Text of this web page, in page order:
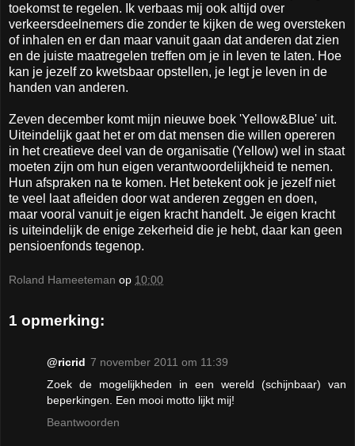
toekomst te regelen. Ik verbaas mij ook altijd over
verkeersdeelnemers die zonder te kijken de weg oversteken
of inhalen en er dan maar vanuit gaan dat anderen dat zien
en de juiste maatregelen treffen om je in leven te laten. Hoe
kan je jezelf zo kwetsbaar opstellen, je legt je leven in de
handen van anderen.
Zeven december komt mijn nieuwe boek 'Yellow&Blue' uit.
Uiteindelijk gaat het er om dat mensen die willen opereren
in het creatieve deel van de organisatie (Yellow) wel in staat
moeten zijn om hun eigen verantwoordelijkheid te nemen.
Hun afspraken na te komen. Het betekent ook je jezelf niet
te veel laat afleiden door wat anderen zeggen en doen,
maar vooral vanuit je eigen kracht handelt. Je eigen kracht
is uiteindelijk de enige zekerheid die je hebt, daar kan geen
pensioenfonds tegenop.
Roland Hameeteman op 10:00
1 opmerking:
@ricrid 7 november 2011 om 11:39
Zoek de mogelijkheden in een wereld (schijnbaar) van
beperkingen. Een mooi motto lijkt mij!
Beantwoorden